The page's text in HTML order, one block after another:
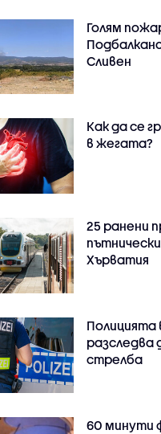
Голям
Сливен
Как да се
в жегата?
25 ранени
Хърватия
Полицията
разследва
стрелба
60 минути